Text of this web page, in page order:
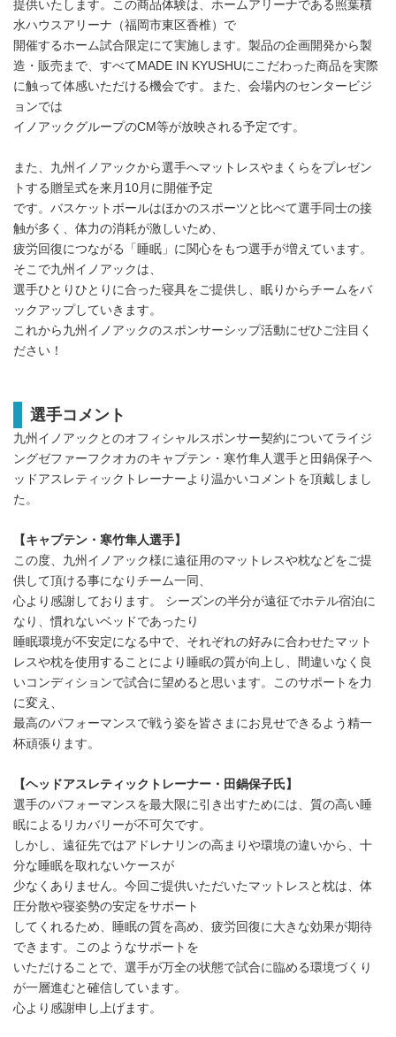
提供いたします。この商品体験は、ホームアリーナである照葉積
水ハウスアリーナ（福岡市東区香椎）で
開催するホーム試合限定にて実施します。製品の企画開発から製
造・販売まで、すべてMADE IN KYUSHUにこだわった商品を実際
に触って体感いただける機会です。また、会場内のセンタービジ
ョンでは
イノアックグループのCM等が放映される予定です。
また、九州イノアックから選手へマットレスやまくらをプレゼン
トする贈呈式を来月10月に開催予定
です。バスケットボールはほかのスポーツと比べて選手同士の接
触が多く、体力の消耗が激しいため、
疲労回復につながる「睡眠」に関心をもつ選手が増えています。
そこで九州イノアックは、
選手ひとりひとりに合った寝具をご提供し、眠りからチームをバ
ックアップしていきます。
これから九州イノアックのスポンサーシップ活動にぜひご注目く
ださい！
選手コメント
九州イノアックとのオフィシャルスポンサー契約についてライジ
ングゼファーフクオカのキャプテン・寒竹隼人選手と田鍋保子ヘ
ッドアスレティックトレーナーより温かいコメントを頂戴しまし
た。
【キャプテン・寒竹隼人選手】
この度、九州イノアック様に遠征用のマットレスや枕などをご提
供して頂ける事になりチーム一同、
心より感謝しております。 シーズンの半分が遠征でホテル宿泊に
なり、慣れないベッドであったり
睡眠環境が不安定になる中で、それぞれの好みに合わせたマット
レスや枕を使用することにより睡眠の質が向上し、間違いなく良
いコンディションで試合に望めると思います。このサポートを力
に変え、
最高のパフォーマンスで戦う姿を皆さまにお見せできるよう精一
杯頑張ります。
【ヘッドアスレティックトレーナー・田鍋保子氏】
選手のパフォーマンスを最大限に引き出すためには、質の高い睡
眠によるリカバリーが不可欠です。
しかし、遠征先ではアドレナリンの高まりや環境の違いから、十
分な睡眠を取れないケースが
少なくありません。今回ご提供いただいたマットレスと枕は、体
圧分散や寝姿勢の安定をサポート
してくれるため、睡眠の質を高め、疲労回復に大きな効果が期待
できます。このようなサポートを
いただけることで、選手が万全の状態で試合に臨める環境づくり
が一層進むと確信しています。
心より感謝申し上げます。